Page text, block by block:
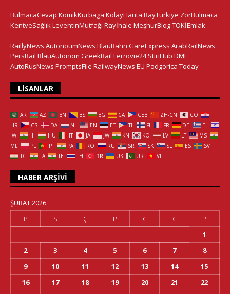
BulmacaCevap KomikKurbaga KolayHarita RayTurkiye ZorBulmaca
KentveSağlıkLeventinMutfağı Rayİhale MeşhurBlogTOKİEmlak
RaillyNews AutonoumNews BlauBahn GareExpress ArabRailNews
PersRail BlauAutonom GreekRail Ferrovie24 StiriHub DME
AutoRusNews PromptsFile RailwayNews EU Podgorica Today
LISANLAR
AR AZ BN BS BG CA CEB ZH-CN
CO
HR
CS DA NL EN ET TL FI FR DE
EL
IW
HI HU IT JA JW KN KO LV LT
MS
ML
PL PT PA RO RU SR SK SL ES
SV
TG
TA TE TH TR UK UR VI
HABER ARŞIVI
ŞUBAT 2026
P
S Ç P C C
P
1
2
3 4 5 6 7
8
9
10 11 12 13 14
15
16
17 18 19 20 21
22